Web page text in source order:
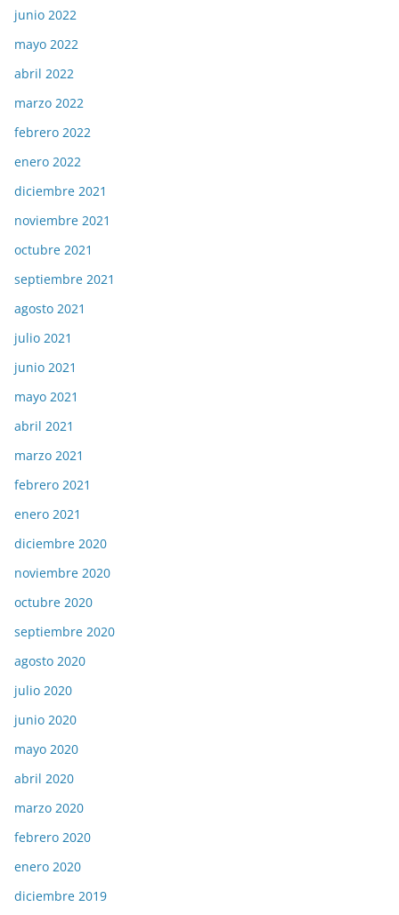
junio 2022
mayo 2022
abril 2022
marzo 2022
febrero 2022
enero 2022
diciembre 2021
noviembre 2021
octubre 2021
septiembre 2021
agosto 2021
julio 2021
junio 2021
mayo 2021
abril 2021
marzo 2021
febrero 2021
enero 2021
diciembre 2020
noviembre 2020
octubre 2020
septiembre 2020
agosto 2020
julio 2020
junio 2020
mayo 2020
abril 2020
marzo 2020
febrero 2020
enero 2020
diciembre 2019